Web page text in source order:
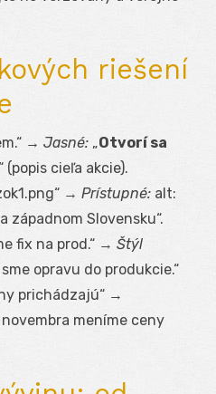
riešení
→ Jasné: „Otvorí sa
“ (popis cieľa akcie).
→ Prístupné: alt:
západnom Slovensku“.
fix na prod.“ → Štýl
opravu do produkcie.“
prichádzajú“ →
novembra meníme ceny